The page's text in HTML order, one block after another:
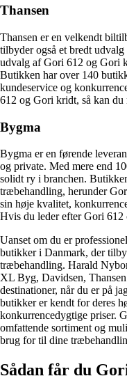
Thansen
Thansen er en velkendt
tilbyder også et bredt
udvalg af Gori 612 og Gori
Butikken har over 140
kundeservice og
612 og Gori kridt, så kan du
Bygma
Bygma er en førende
og private. Med mere end
solidt ry i branchen.
træbehandling, herunder
sin høje kvalitet,
Hvis du leder efter Gori
Uanset om du er
butikker i Danmark, der
træbehandling. Harald
XL Byg, Davidsen,
destinationer, når du er på
butikker er kendt for deres
konkurrencedygtige priser.
omfattende sortiment og
brug for til dine
Sådan får du